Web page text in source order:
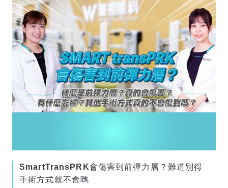
SmartTransPRK會傷害到前彈力層？難道別得
手術方式就不會嗎